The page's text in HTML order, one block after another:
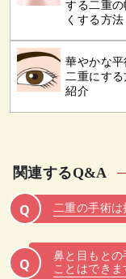
する二重
くする方法
華やかな
二重にす
紹介
関連するQ&A
Q 二重の手術
Q
鼻と目もと
ことはでき